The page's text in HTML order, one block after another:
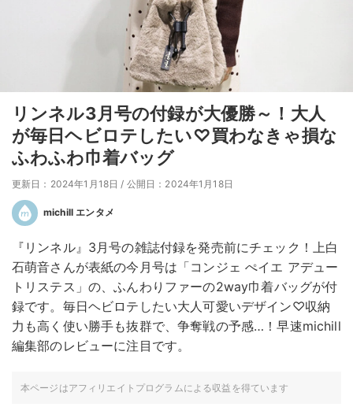
リンネル3月号の付録が大優勝～！大人
が毎日ヘビロテしたい♡買わなきゃ損な
ふわふわ巾着バッグ
更新日：2024年1月18日 / 公開日：2024年1月18日
michill エンタメ
『リンネル』3月号の雑誌付録を発売前にチェック！上白
石萌音さんが表紙の今月号は「コンジェ ぺイエ アデュー
トリステス」の、ふんわりファーの2way巾着バッグが付
録です。毎日ヘビロテしたい大人可愛いデザイン♡収納
力も高く使い勝手も抜群で、争奪戦の予感…！早速michill
編集部のレビューに注目です。
本ページはアフィリエイトプログラムによる収益を得ています